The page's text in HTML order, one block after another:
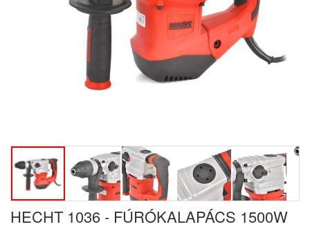
HECHT 1036 - FÚRÓKALAPÁCS 1500W